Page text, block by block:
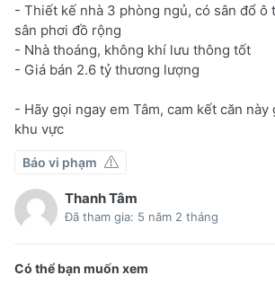
- Thiết kế nhà 3 phòng ngủ, có sân đổ ô
sân phơi đồ rộng
- Nhà thoáng, không khí lưu thông tốt
- Giá bán 2.6 tỷ thương lượng
- Hãy gọi ngay em Tâm, cam kết căn
khu vực
Báo vi phạm
Thanh Tâm
Đã tham gia: 5 năm 2 tháng
Có thể bạn muốn xem